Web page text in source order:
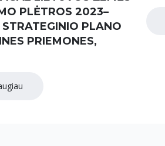
PLĖTROS 2023–
PLANO
PRIEMONES,